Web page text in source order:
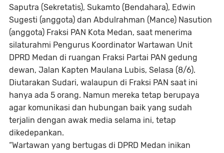
Saputra (Sekretatis), Sukamto (Bendahara), Edwin
Sugesti (anggota) dan Abdulrahman (Mance) Nasution
(anggota) Fraksi PAN Kota Medan, saat menerima
silaturahmi Pengurus Koordinator Wartawan Unit
DPRD Medan di ruangan Fraksi Partai PAN gedung
dewan, Jalan Kapten Maulana Lubis, Selasa (8/6).
Diutarakan Sudari, walaupun di Fraksi PAN saat ini
hanya ada 5 orang. Namun mereka tetap berupaya
agar komunikasi dan hubungan baik yang sudah
terjalin dengan awak media selama ini, tetap
dikedepankan.
“Wartawan yang bertugas di DPRD Medan inikan